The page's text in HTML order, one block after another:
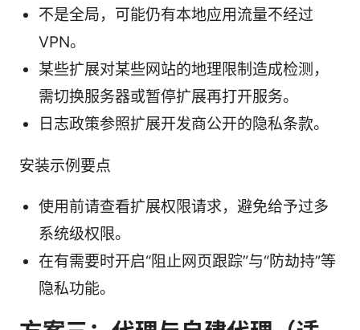
不是全局，可能仍有本地应用流量不经过
VPN。
某些扩展对某些网站的地理限制造成检测，
需切换服务器或暂停扩展再打开服务。
日志政策参照扩展开发商公开的隐私条款。
安装示例要点
使用前请查看扩展权限请求，避免给予过多
系统级权限。
在有需要时开启“阻止网页跟踪”与“防劫持”等
隐私功能。